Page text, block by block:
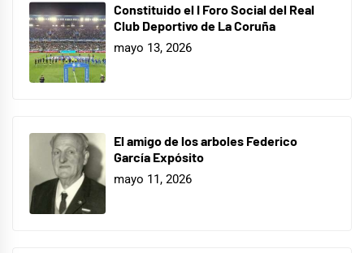
Constituido el I Foro Social del Real
Club Deportivo de La Coruña
mayo 13, 2026
El amigo de los arboles Federico
García Expósito
mayo 11, 2026